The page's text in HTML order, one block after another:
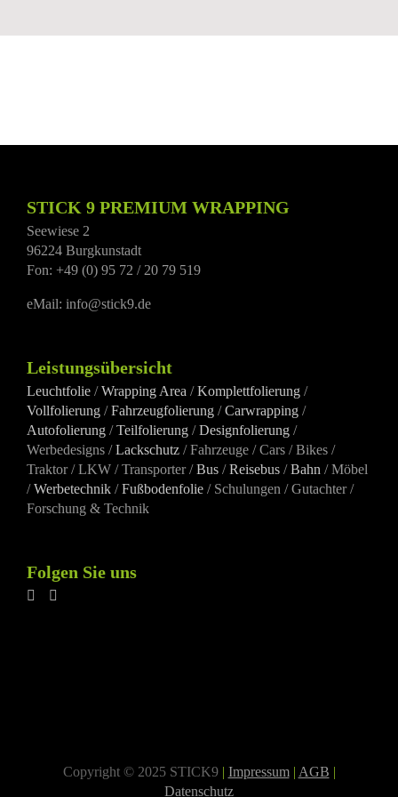
STICK 9 PREMIUM WRAPPING
Seewiese 2
96224 Burgkunstadt
Fon: +49 (0) 95 72 / 20 79 519
eMail: info@stick9.de
Leistungsübersicht
Leuchtfolie /Wrapping Area /Komplettfolierung /
Vollfolierung /Fahrzeugfolierung /Carwrapping /
Autofolierung /Teilfolierung /Designfolierung /
Werbedesigns /Lackschutz / Fahrzeuge / Cars / Bikes /
Traktor / LKW / Transporter /Bus /Reisebus /Bahn / Möbel
/Werbetechnik /Fußbodenfolie / Schulungen / Gutachter /
Forschung & Technik
Folgen Sie uns
Copyright © 2025 STICK9 | Impressum | AGB |
Datenschutz